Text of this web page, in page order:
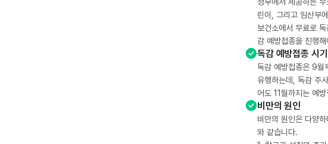
린이, 그리고 임산부
보건소에서 무료로
감 예방접종을 진행
독감 예방접종 시기
독감 예방접종은 9월
유행하는데, 독감 주
어도 11월까지는 예
비만의 원인
비만의 원인은 다양
와 같습니다.